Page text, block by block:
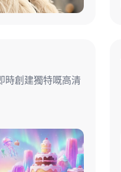
創建獨特嘅高清